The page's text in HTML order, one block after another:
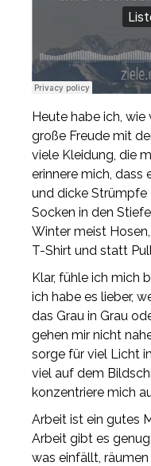
Heute habe ich, wie
große Freude mit
viele Kleidung, die
erinnere mich, dass
und dicke Strümpfe
Socken in den
Winter meist
T-Shirt und statt
Klar, fühle ich mich
ich habe es lieber,
das Grau in Grau
gehen mir nicht
sorge für viel Licht
viel auf dem
konzentriere mich
Arbeit ist ein gutes
Arbeit gibt es
was einfällt,